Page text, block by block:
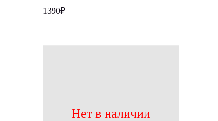
1390₽
Нет в наличии